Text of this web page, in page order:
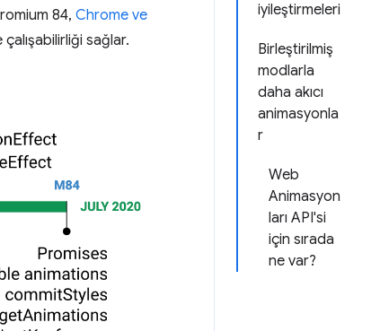
iyileştirmeleri
Birleştirilmiş
modlarla
daha akıcı
animasyonla
r
Web
Animasyon
ları API'si
için sırada
ne var?
84, Chrome ve
sağlar.